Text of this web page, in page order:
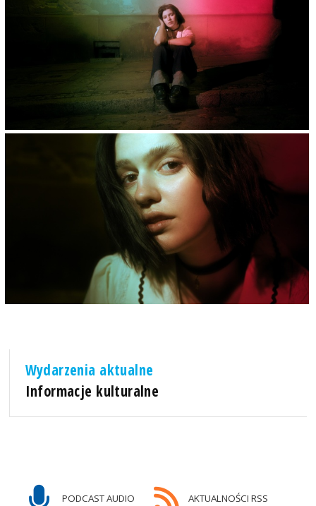
Wydarzenia aktualne
Informacje kulturalne
PODCAST AUDIO AKTUALNOŚCI RSS